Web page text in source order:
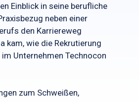
Einblick in seine berufliche
neben einer
den Karriereweg
kam, wie die Rekrutierung
Unternehmen Technocon
zum Schweißen,